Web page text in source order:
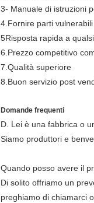
3- Manuale di istruzioni
4.Fornire parti vulnerabili
5Risposta rapida a
6.Prezzo competitivo
7.Qualità superiore
8.Buon servizio post
Domande frequenti
D. Lei è una fabbrica o
Siamo produttori e
Quando posso avere il
Di solito offriamo un
preghiamo di chiamarci